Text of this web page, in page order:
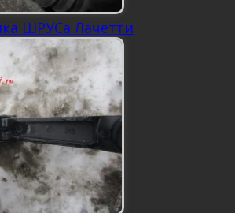
ШРУСа Лачетти